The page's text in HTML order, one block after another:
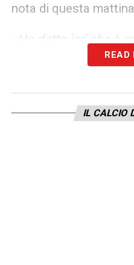
nota di questa
«Ho detto ieri che è
un errore e questi
adesso è ricostruire
andare avanti
READ
IL CALCIO